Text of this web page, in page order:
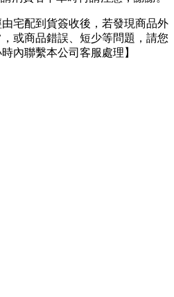
由宅配到貨簽收後，若發現商品外
或商品錯誤、短少等問題，請您
內聯繫本公司客服處理】